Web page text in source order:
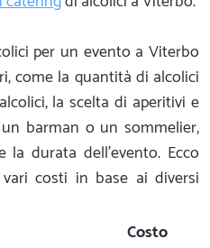
per un evento a Viterbo
come la quantità di alcolici
la scelta di aperitivi e
barman o un sommelier,
la durata dell'evento. Ecco
costi in base ai diversi
Costo